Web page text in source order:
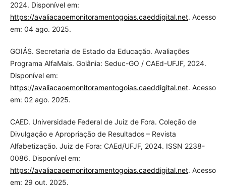
2024. Disponível em:
https://avaliacaoemonitoramentogoias.caeddigital.net. Acesso
em: 04 ago. 2025.
GOIÁS. Secretaria de Estado da Educação. Avaliações
Programa AlfaMais. Goiânia: Seduc-GO / CAEd-UFJF, 2024.
Disponível em:
https://avaliacaoemonitoramentogoias.caeddigital.net. Acesso
em: 02 ago. 2025.
CAED. Universidade Federal de Juiz de Fora. Coleção de
Divulgação e Apropriação de Resultados – Revista
Alfabetização. Juiz de Fora: CAEd/UFJF, 2024. ISSN 2238-
0086. Disponível em:
https://avaliacaoemonitoramentogoias.caeddigital.net. Acesso
em: 29 out. 2025.